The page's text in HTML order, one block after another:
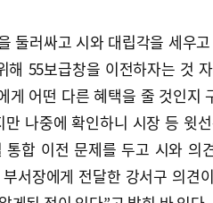
둘러싸고 시와 대립각을 세우
해 55보급창을 이전하자는 것
게 어떤 다른 혜택을 줄 것인지
나중에 확인하니 시장 등 윗
합 이전 문제를 두고 시와 의
서장에게 전달한 강서구 의견